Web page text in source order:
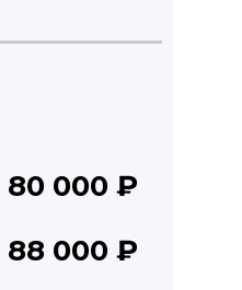
88 000 ₽
80 000 ₽